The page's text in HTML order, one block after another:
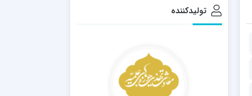
مدرسه امام جعفر صادق علیه السلام ساوجبلاغ
مدرسه علمیه امام حسن مجتبی(ع) چهارباغ
تولیدکننده